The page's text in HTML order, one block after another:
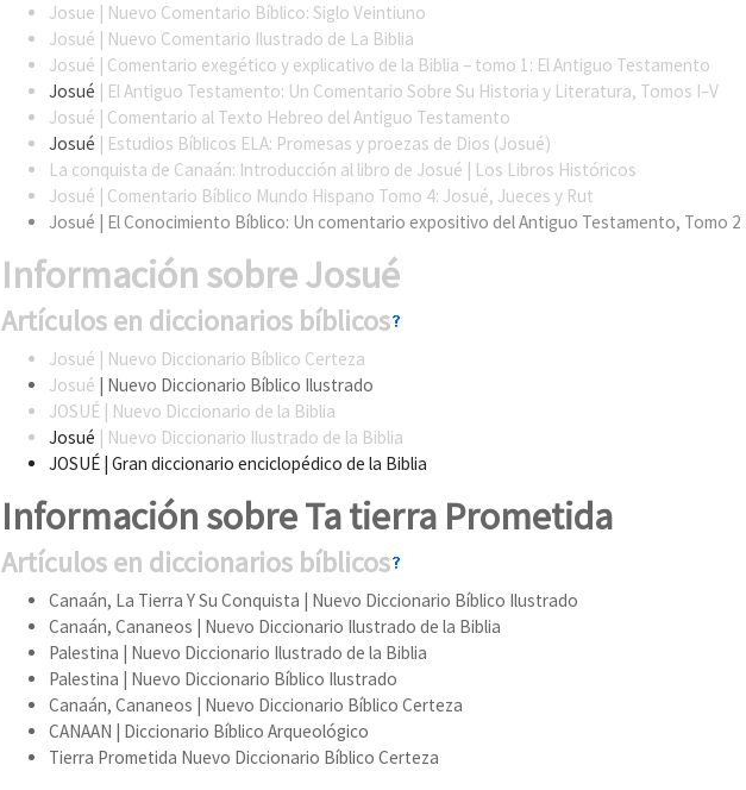
Josue | Nuevo Comentario Bíblico: Siglo Veintiuno
Josué | Nuevo Comentario Ilustrado de La Biblia
Josué | Comentario exegético y explicativo de la Biblia – tomo 1: El Antiguo Testamento
Josué | El Antiguo Testamento: Un Comentario Sobre Su Historia y Literatura, Tomos I–V
Josué | Comentario al Texto Hebreo del Antiguo Testamento
Josué | Estudios Bíblicos ELA: Promesas y proezas de Dios (Josué)
La conquista de Canaán: Introducción al libro de Josué | Los Libros Históricos
Josué | Comentario Bíblico Mundo Hispano Tomo 4: Josué, Jueces y Rut
Josué | El Conocimiento Bíblico: Un comentario expositivo del Antiguo Testamento, Tomo 2
Información sobre Josué
Artículos en diccionarios bíblicos
Josué | Nuevo Diccionario Bíblico Certeza
Josué | Nuevo Diccionario Bíblico Ilustrado
JOSUÉ| Nuevo Diccionario de la Biblia
Josué | Nuevo Diccionario Ilustrado de la Biblia
JOSUÉ| Gran diccionario enciclopédico de la Biblia
Información sobre Ta tierra Prometida
Artículos en diccionarios bíblicos
Canaán, La Tierra Y Su Conquista | Nuevo Diccionario Bíblico Ilustrado
Canaán, Cananeos | Nuevo Diccionario Ilustrado de la Biblia
Palestina | Nuevo Diccionario Ilustrado de la Biblia
Palestina | Nuevo Diccionario Bíblico Ilustrado
Canaán, Cananeos | Nuevo Diccionario Bíblico Certeza
CANAAN | Diccionario Bíblico Arqueológico
Tierra Prometida Nuevo Diccionario Bíblico Certeza